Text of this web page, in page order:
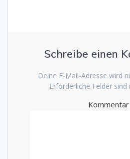
Schreibe einen
Deine E-Mail-Adresse wird
Erforderliche Felder sind
Kommentar